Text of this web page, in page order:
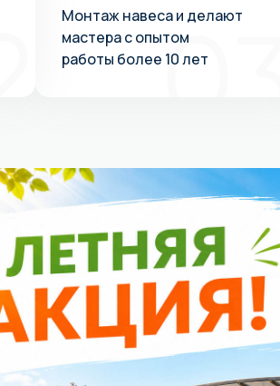
Монтаж навеса и делают
мастера с опытом
работы более 10 лет